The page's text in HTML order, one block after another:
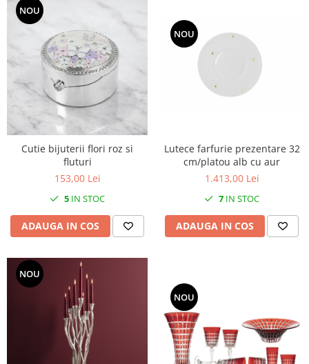
SERENDIPITY WHITE
FLOWER FESTIVAL BLUE
FLOWER FESTIVAL RED
LOVE BIRDS
CHIQUE VERDE
CHIQUE ROZ
CHIQUE STRIPES VERDE
Renaissance Grey
Royal White
CHIQUE STRIPES GALBEN
CHIQUE GALBEN
NOU
Cutie bijuterii flori roz si
fluturi
153,00 Lei
5 IN STOC
ADAUGA IN COS
NOU
Lutece farfurie prezentare 32
cm/platou alb cu aur
1.413,00 Lei
7 IN STOC
ADAUGA IN COS
NOU
NOU